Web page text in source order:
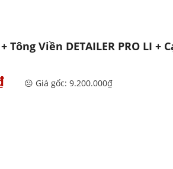
Tông Viền DETAILER PRO LI +
☹️ Giá gốc: 9.200.000₫